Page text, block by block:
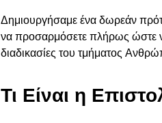
Δημιουργήσαμε ένα δωρεάν
να προσαρμόσετε πλήρως ώστε να
διαδικασίες του τμήματος
Τι Είναι η